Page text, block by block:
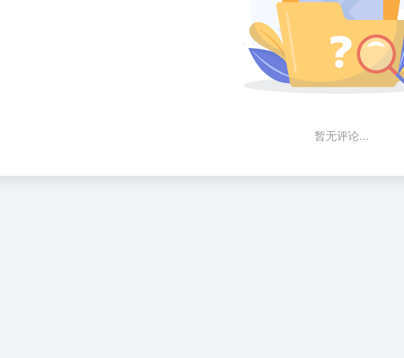
暂无评论...